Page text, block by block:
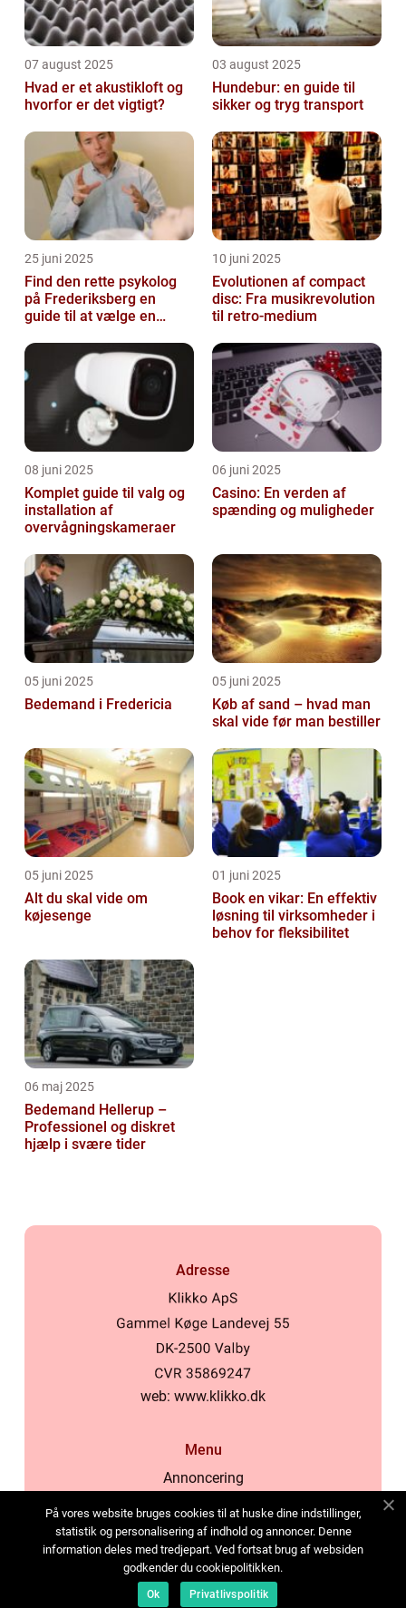
07 august 2025
Hvad er et akustikloft og
hvorfor er det vigtigt?
03 august 2025
Hundebur: en guide til
sikker og tryg transport
25 juni 2025
Find den rette psykolog
på Frederiksberg en
guide til at vælge en
10 juni 2025
Evolutionen af compact
disc: Fra musikrevolution
til retro-medium
08 juni 2025
Komplet guide til valg og
installation af
overvågningskameraer
06 juni 2025
Casino: En verden af
spænding og muligheder
05 juni 2025
Bedemand i Fredericia
05 juni 2025
Køb af sand – hvad man
skal vide før man bestiller
05 juni 2025
Alt du skal vide om
køjesenge
01 juni 2025
Book en vikar: En effektiv
løsning til virksomheder i
behov for fleksibilitet
06 maj 2025
Bedemand Hellerup –
Professionel og diskret
hjælp i svære tider
Adresse
web: www.klikko.dk
Menu
Annoncering
Cookies
Kontakt os
Sitemap
På vores website bruges cookies til at huske dine indstillinger,
statistik og personalisering af indhold og annoncer. Denne
information deles med tredjepart. Ved fortsat brug af websiden
godkender du cookiepolitikken.
Ok Privatlivspolitik